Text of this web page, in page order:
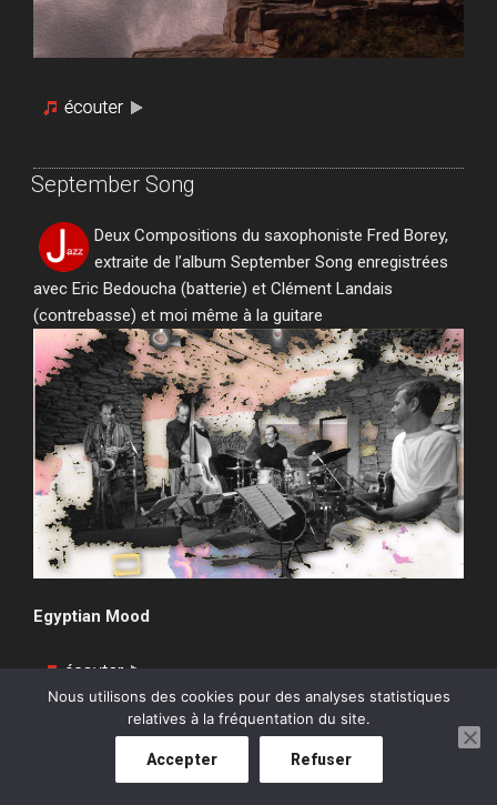
September Song
Deux Compositions du saxophoniste Fred Borey,
extraite de l’album September Song enregistrées
avec Eric Bedoucha (batterie) et Clément Landais
(contrebasse) et moi même à la guitare
Egyptian Mood
Nous utilisons des cookies pour des analyses statistiques
relatives à la fréquentation du site.
Accepter Refuser